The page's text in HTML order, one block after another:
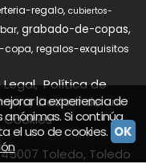
regalo cubiertos-
grabado-de-copas
copa regalos-exquisitos
Legal Política de
Desistir de un
45007 Toledo, Toledo
la experiencia de
Si continúa
el uso de cookies. OK